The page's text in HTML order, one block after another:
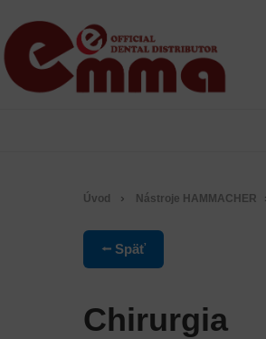
Úvod › Nástroje HAMMACHER
⭠ Späť
Chirurgia